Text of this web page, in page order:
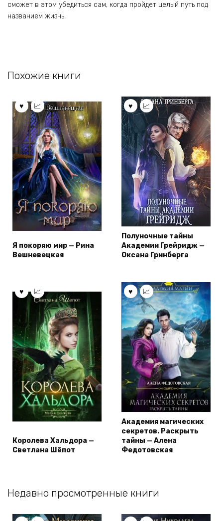
сможет в этом убедиться сам, когда пройдет целый путь под
названием жизнь.
Похожие книги
Я покоряю мир — Рина
Вешневецкая
Полуночные тайны
Академии Грейридж —
Оксана Гринберга
Королева Хальдора —
Светлана Шёпот
Академия магических
секретов. Раскрыть
тайны — Алена
Федотовская
Недавно просмотренные книги